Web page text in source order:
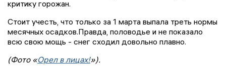
критику горожан.
Стоит учесть, что только за 1 марта выпала треть нормы
месячных осадков.Правда, половодье и не показало
всю свою мощь - снег сходил довольно плавно.
(Фото «Орел в лицах!»).